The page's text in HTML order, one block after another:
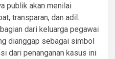
publik akan menilai
transparan, dan adil.
dari keluarga pegawai
dianggap sebagai simbol
dari penanganan kasus ini